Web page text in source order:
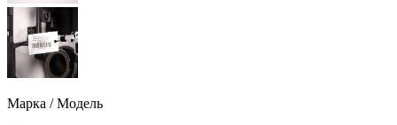
Марка / Модель